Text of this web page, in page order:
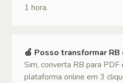
1 hora.
🍏 Posso transformar RB
Sim, converta RB para PDF
plataforma online em 3